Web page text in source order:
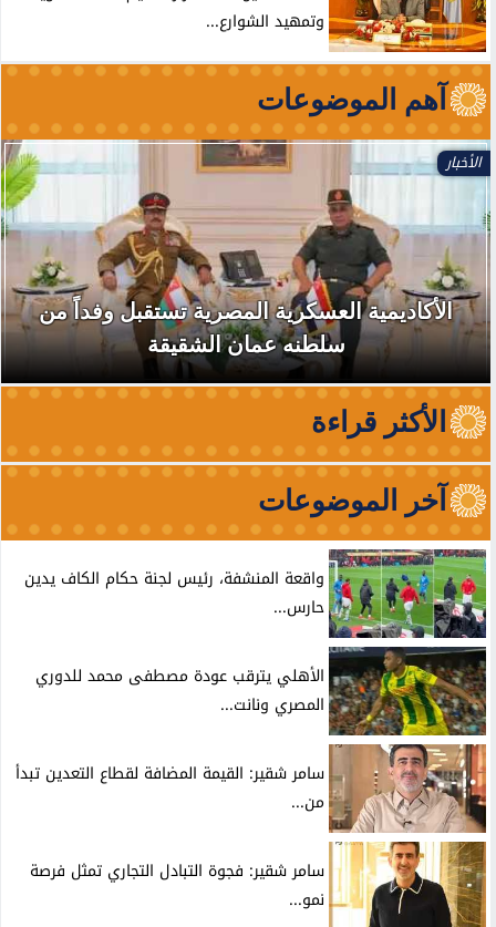
وتمهيد الشوارع...
آهم الموضوعات
الأخبار
الأكاديمية العسكرية المصرية تستقبل وفداً من
سلطنه عمان الشقيقة
الأكثر قراءة
آخر الموضوعات
واقعة المنشفة، رئيس لجنة حكام الكاف يدين
حارس...
الأهلي يترقب عودة مصطفى محمد للدوري
المصري ونانت...
سامر شقير: القيمة المضافة لقطاع التعدين تبدأ
من...
سامر شقير: فجوة التبادل التجاري تمثل فرصة
نمو...